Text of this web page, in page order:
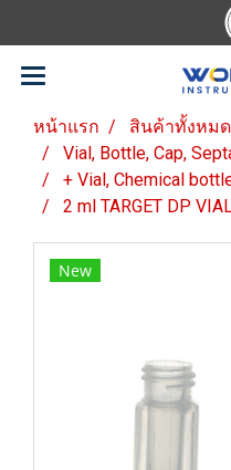
หน้าแรก
สินค้าทั้งหมด
Vial, Bottle, Cap,
+ Vial, Chemical
2 ml TARGET DP
New